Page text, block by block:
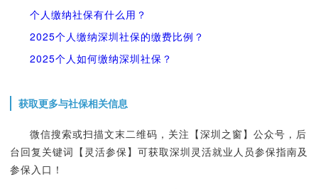
个人缴纳社保有什么用？
2025个人缴纳深圳社保的缴费比例？
2025个人如何缴纳深圳社保？
获取更多与社保相关信息
微信搜索或扫描文末二维码，关注【深圳之窗】公众号，后
台回复关键词【灵活参保】可获取深圳灵活就业人员参保指南及
参保入口！